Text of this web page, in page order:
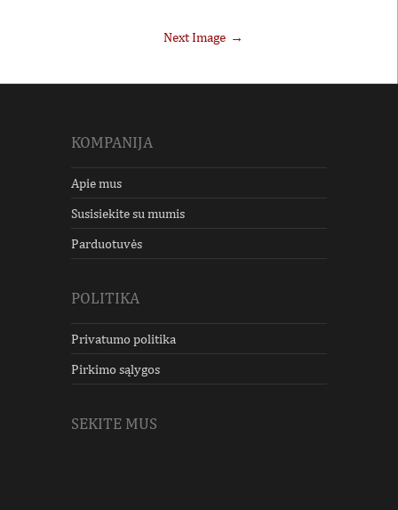
Next Image
KOMPANIJA
Apie mus
Susisiekite su mumis
Parduotuvės
POLITIKA
Privatumo politika
Pirkimo sąlygos
SEKITE MUS